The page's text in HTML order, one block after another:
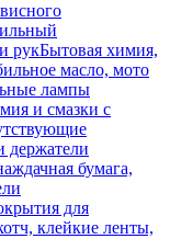
рукБытовая химия,
масло, мото
лампы
и смазки с
держатели
бумага,
для
клейкие ленты,